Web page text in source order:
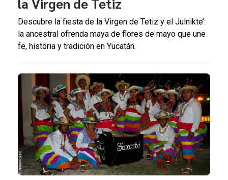
Descubre la fiesta de la Virgen de Tetiz y el Julnikte’:
la ancestral ofrenda maya de flores de mayo que une
fe, historia y tradición en Yucatán.